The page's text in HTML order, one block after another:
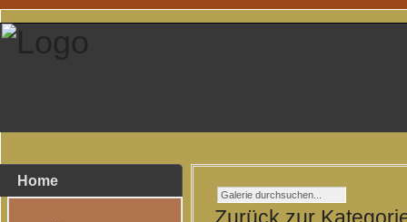
Home